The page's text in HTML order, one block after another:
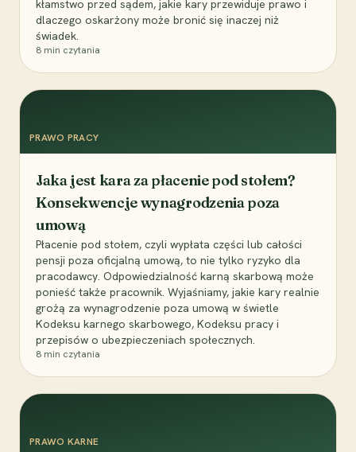
kłamstwo przed sądem, jakie kary przewiduje prawo i
dlaczego oskarżony może bronić się inaczej niż
świadek.
8 min czytania
PRAWO PRACY
Jaka jest kara za płacenie pod stołem?
Konsekwencje wynagrodzenia poza
umową
Płacenie pod stołem, czyli wypłata części lub całości
pensji poza oficjalną umową, to nie tylko ryzyko dla
pracodawcy. Odpowiedzialność karną skarbową może
ponieść także pracownik. Wyjaśniamy, jakie kary realnie
grożą za wynagrodzenie poza umową w świetle
Kodeksu karnego skarbowego, Kodeksu pracy i
przepisów o ubezpieczeniach społecznych.
8 min czytania
PRAWO KARNE